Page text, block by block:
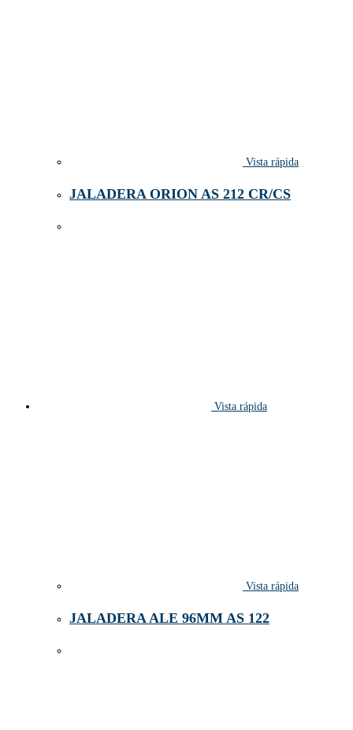
Vista rápida
JALADERA ORION AS 212 CR/CS
Vista rápida
Vista rápida
JALADERA ALE 96MM AS 122